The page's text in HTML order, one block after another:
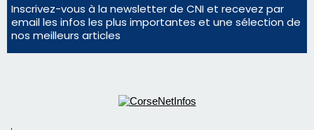
La gendarmerie alerte les restaurateurs corses
face à une nouvelle escroquerie au faux vendeur de